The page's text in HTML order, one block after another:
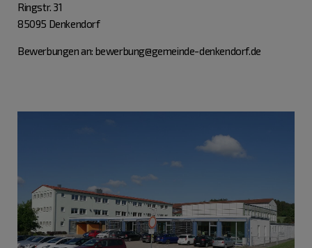
Ringstr. 31
85095 Denkendorf
Bewerbungen an: bewerbung@gemeinde-denkendorf.de